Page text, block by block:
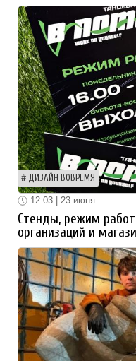
ДИЗАЙН ВОВРЕМЯ
12:03 | 23 июня
Стенды, режим
организаций и